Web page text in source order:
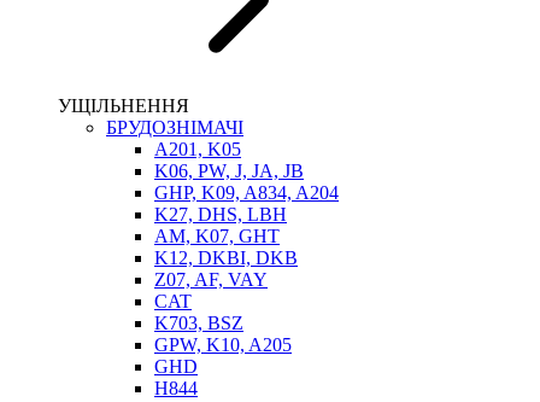
ГІДРОФІКАЦІЯ ТЯГАЧІВ
КОНТРОЛЬНО-ВИМІРЮВАЛЬНА АПАРАТУРА
ВТУЛКИ
УЩІЛЬНЕННЯ
БРУДОЗНІМАЧІ
A201, K05
K06, PW, J, JA, JB
GHP, K09, A834, A204
K27, DHS, LBH
AM, K07, GHT
K12, DKBI, DKB
Z07, AF, VAY
CAT
K703, BSZ
GPW, K10, A205
GHD
H844